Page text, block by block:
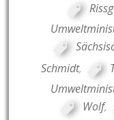
Schmidt,
Wolf,